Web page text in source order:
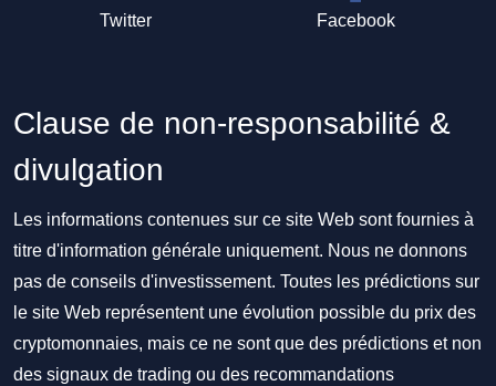
Twitter Facebook
Clause de non-responsabilité &
divulgation
Les informations contenues sur ce site Web sont fournies à
titre d'information générale uniquement. Nous ne donnons
pas de conseils d'investissement. Toutes les prédictions sur
le site Web représentent une évolution possible du prix des
cryptomonnaies, mais ce ne sont que des prédictions et non
des signaux de trading ou des recommandations